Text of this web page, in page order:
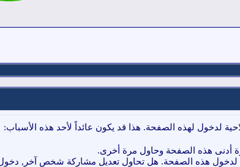
لدخول لهذه الصفحة. هذا قد يكون عائداً لأحد هذه الأسباب:
أدنى هذه الصفحة وحاول مرة أخرى.
لدخول هذه الصفحة. هل تحاول تعديل مشاركة شخص آخر, دخول